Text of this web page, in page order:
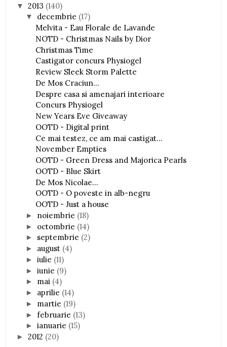
▼2013 (140)
▼ decembrie (17)
Melvita - Eau Florale de Lavande
NOTD - Christmas Nails by Dior
Christmas Time
Castigator concurs Physiogel
Review Sleek Storm Palette
De Mos Craciun...
Despre casa si amenajari interioare
Concurs Physiogel
New Years Eve Giveaway
OOTD - Digital print
Ce mai testez, ce am mai castigat...
November Empties
OOTD - Green Dress and Majorica Pearls
OOTD - Blue Skirt
De Mos Nicolae...
OOTD - O poveste in alb-negru
OOTD - Just a house
► noiembrie (18)
► octombrie (14)
► septembrie (2)
► august (4)
►iulie (11)
►iunie (9)
► mai (4)
► aprilie (14)
► martie (19)
►februarie (13)
►ianuarie (15)
►2012 (20)